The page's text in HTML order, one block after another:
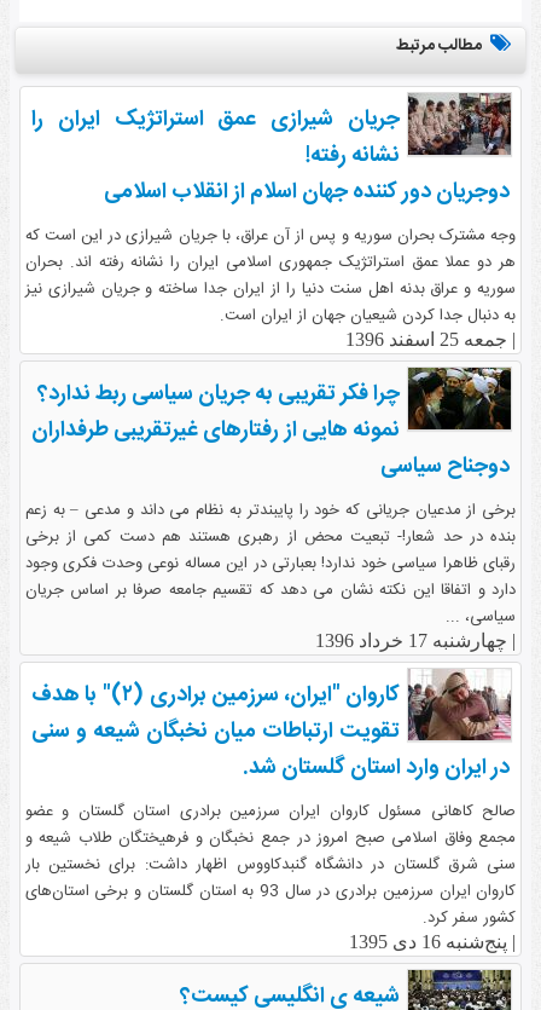
مطالب مرتبط
جریان شیرازی عمق استراتژیک ایران را
نشانه رفته!
دوجریان دور کننده جهان اسلام از انقلاب اسلامی
وجه مشترک بحران سوریه و پس از آن عراق، با جریان شیرازی در این است که
هر دو عملا عمق استراتژیک جمهوری اسلامی ایران را نشانه رفته اند. بحران
سوریه و عراق بدنه اهل سنت دنیا را از ایران جدا ساخته و جریان شیرازی نیز
به دنبال جدا کردن شیعیان جهان از ایران است.
| جمعه 25 اسفند 1396
چرا فکر تقریبی به جریان سیاسی ربط ندارد؟
نمونه هایی از رفتارهای غیرتقریبی طرفداران
دوجناح سیاسی
برخی از مدعیان جریانی که خود را پایبندتر به نظام می داند و مدعی – به زعم
بنده در حد شعار!- تبعیت محض از رهبری هستند هم دست کمی از برخی
رقبای ظاهرا سیاسی خود ندارد! بعبارتی در این مساله نوعی وحدت فکری وجود
دارد و اتفاقا این نکته نشان می دهد که تقسیم جامعه صرفا بر اساس جریان
سیاسی، ...
| چهارشنبه 17 خرداد 1396
کاروان "ایران، سرزمین برادری (۲)" با هدف
تقویت ارتباطات میان نخبگان شیعه و سنی
در ایران وارد استان گلستان شد.
صالح کاهانی مسئول کاروان ایران سرزمین برادری استان گلستان و عضو
مجمع وفاق اسلامی صبح امروز در جمع نخبگان و فرهیختگان طلاب شیعه و
سنی شرق گلستان در دانشگاه گنبدکاووس اظهار داشت: برای نخستین بار
کاروان ایران سرزمین برادری در سال 93 به استان گلستان و برخی استان‌های
کشور سفر کرد.
| پنج‌شنبه 16 دی 1395
شیعه ی انگلیسی کیست؟